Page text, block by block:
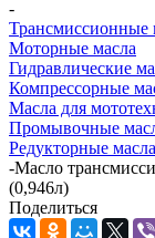
-
Трансмиссионные
Моторные масла
Гидравлические
Компрессорные
Масла для
Промывочные
Редукторные масла
-Масло
(0,946л)
Поделиться